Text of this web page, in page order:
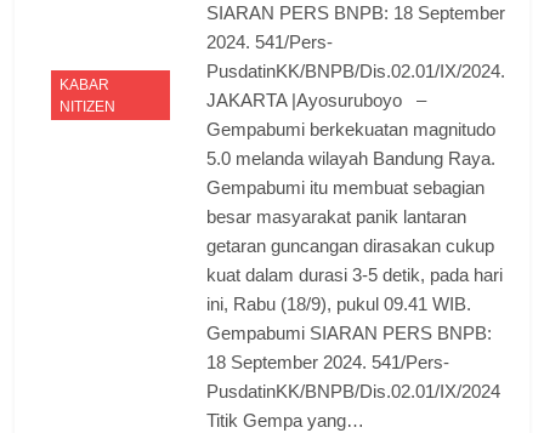
KABAR
NITIZEN
SIARAN PERS BNPB: 18 September
2024. 541/Pers-
PusdatinKK/BNPB/Dis.02.01/IX/2024.
JAKARTA |Ayosuruboyo –
Gempabumi berkekuatan magnitudo
5.0 melanda wilayah Bandung Raya.
Gempabumi itu membuat sebagian
besar masyarakat panik lantaran
getaran guncangan dirasakan cukup
kuat dalam durasi 3-5 detik, pada hari
ini, Rabu (18/9), pukul 09.41 WIB.
Gempabumi SIARAN PERS BNPB:
18 September 2024. 541/Pers-
PusdatinKK/BNPB/Dis.02.01/IX/2024
Titik Gempa yang…